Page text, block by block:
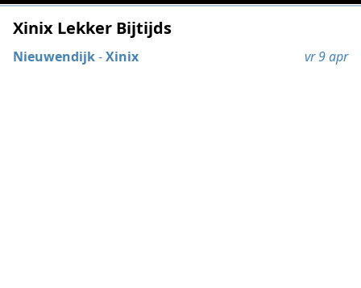
Xinix Lekker Bijtijds
Nieuwendijk-Xinix vr 9 apr